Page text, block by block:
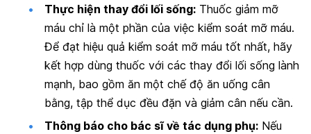
Thực hiện thay đổi lối sống: Thuốc giảm mỡ
máu chỉ là một phần của việc kiểm soát mỡ máu.
Để đạt hiệu quả kiểm soát mỡ máu tốt nhất, hãy
kết hợp dùng thuốc với các thay đổi lối sống lành
mạnh, bao gồm ăn một chế độ ăn uống cân
bằng, tập thể dục đều đặn và giảm cân nếu cần.
Thông báo cho bác sĩ về tác dụng phụ: Nếu